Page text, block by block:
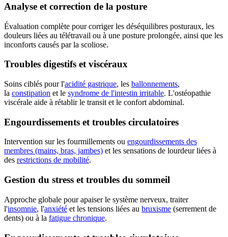
Analyse et correction de la posture
Évaluation complète pour corriger les déséquilibres posturaux, les
douleurs liées au télétravail ou à une posture prolongée, ainsi que les
inconforts causés par la scoliose.
Troubles digestifs et viscéraux
Soins ciblés pour l'acidité gastrique, les ballonnements,
la constipation et le syndrome de l'intestin irritable. L'ostéopathie
viscérale aide à rétablir le transit et le confort abdominal.
Engourdissements et troubles circulatoires
Intervention sur les fourmillements ou engourdissements des
membres (mains, bras, jambes) et les sensations de lourdeur liées à
des restrictions de mobilité.
Gestion du stress et troubles du sommeil
Approche globale pour apaiser le système nerveux, traiter
l'insomnie, l'anxiété et les tensions liées au bruxisme (serrement de
dents) ou à la fatigue chronique.